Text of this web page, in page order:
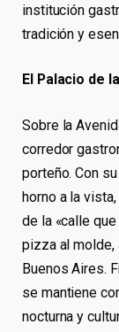
institución
tradición y
El Palacio de
Sobre la
corredor
porteño. Con
horno a la
de la «calle
pizza al molde,
Buenos Aires.
se mantiene
nocturna y